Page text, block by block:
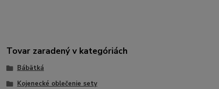
Tovar zaradený v kategóriách
Bábätká
Kojenecké oblečenie sety